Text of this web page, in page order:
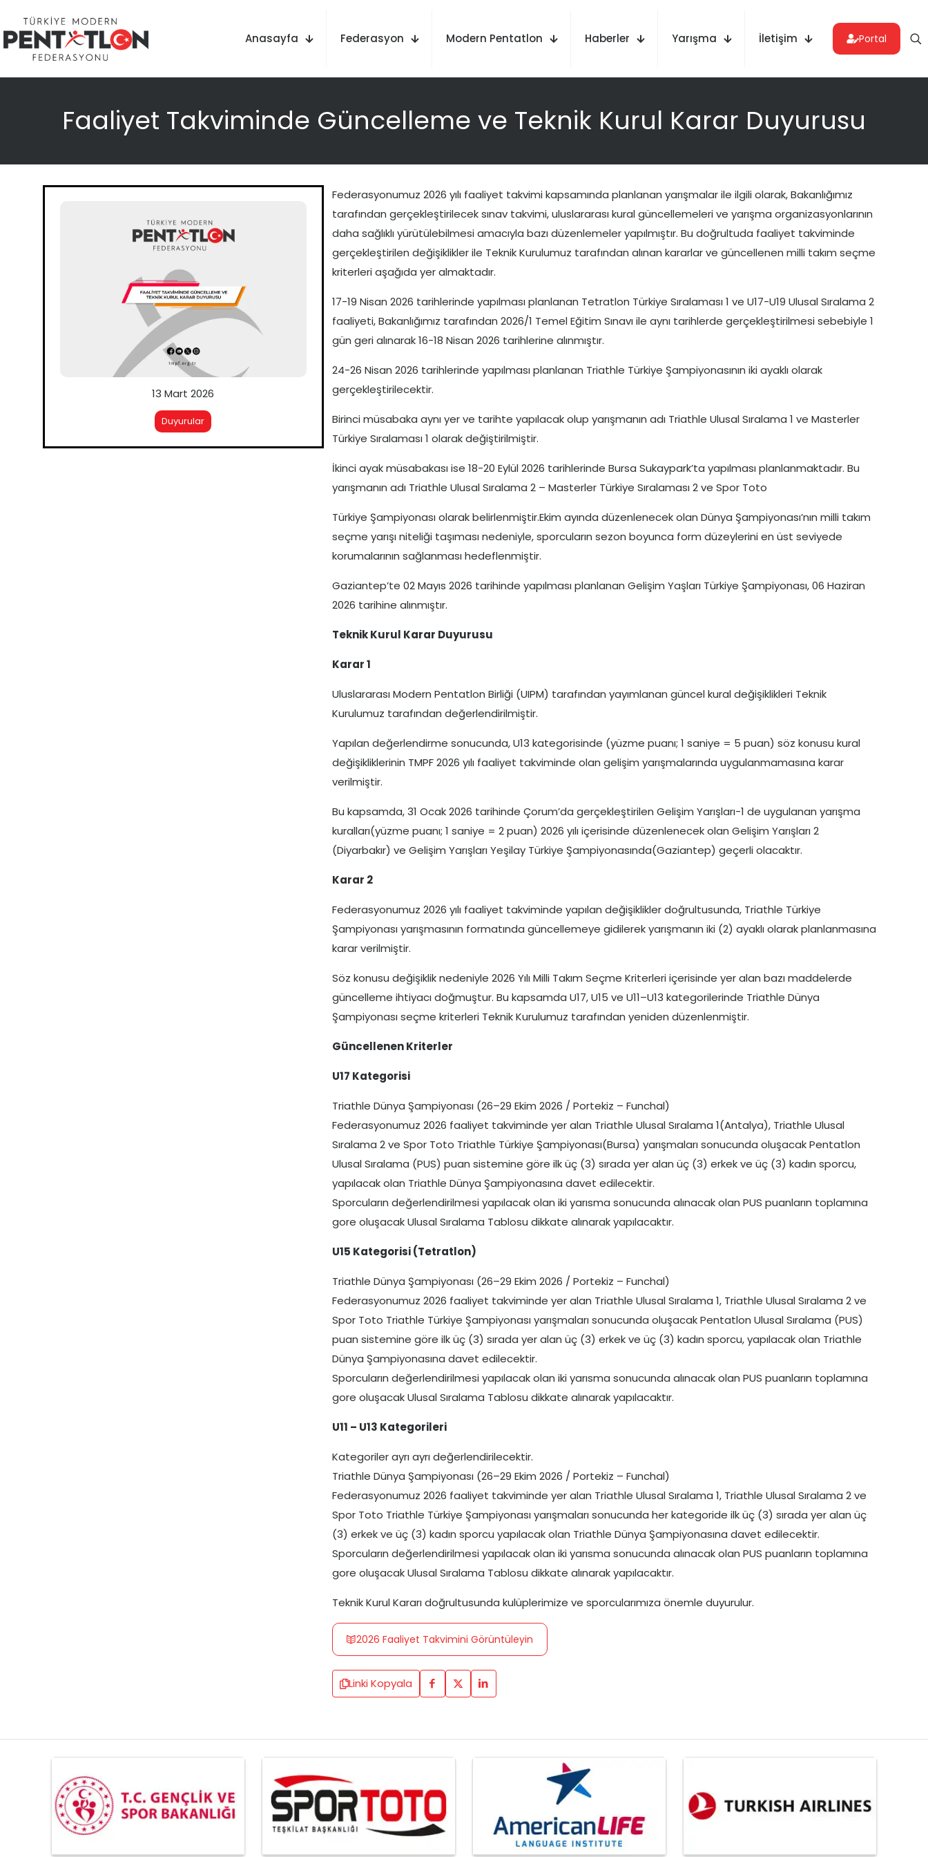
Anasayfa Federasyon Modern Pentatlon Haberler Yarışma İletişim Portal
Faaliyet Takviminde Güncelleme ve Teknik Kurul Karar Duyurusu
13 Mart 2026
Duyurular
Federasyonumuz 2026 yılı faaliyet takvimi kapsamında planlanan yarışmalar ile ilgili olarak, Bakanlığımız
tarafından gerçekleştirilecek sınav takvimi, uluslararası kural güncellemeleri ve yarışma organizasyonlarının
daha sağlıklı yürütülebilmesi amacıyla bazı düzenlemeler yapılmıştır. Bu doğrultuda faaliyet takviminde
gerçekleştirilen değişiklikler ile Teknik Kurulumuz tarafından alınan kararlar ve güncellenen milli takım seçme
kriterleri aşağıda yer almaktadır.
17-19 Nisan 2026 tarihlerinde yapılması planlanan Tetratlon Türkiye Sıralaması 1 ve U17-U19 Ulusal Sıralama 2
faaliyeti, Bakanlığımız tarafından 2026/1 Temel Eğitim Sınavı ile aynı tarihlerde gerçekleştirilmesi sebebiyle 1
gün geri alınarak 16-18 Nisan 2026 tarihlerine alınmıştır.
24-26 Nisan 2026 tarihlerinde yapılması planlanan Triathle Türkiye Şampiyonasının iki ayaklı olarak
gerçekleştirilecektir.
Birinci müsabaka aynı yer ve tarihte yapılacak olup yarışmanın adı Triathle Ulusal Sıralama 1 ve Masterler
Türkiye Sıralaması 1 olarak değiştirilmiştir.
İkinci ayak müsabakası ise 18-20 Eylül 2026 tarihlerinde Bursa Sukaypark’ta yapılması planlanmaktadır. Bu
yarışmanın adı Triathle Ulusal Sıralama 2 – Masterler Türkiye Sıralaması 2 ve Spor Toto
Türkiye Şampiyonası olarak belirlenmiştir.Ekim ayında düzenlenecek olan Dünya Şampiyonası’nın milli takım
seçme yarışı niteliği taşıması nedeniyle, sporcuların sezon boyunca form düzeylerini en üst seviyede
korumalarının sağlanması hedeflenmiştir.
Gaziantep’te 02 Mayıs 2026 tarihinde yapılması planlanan Gelişim Yaşları Türkiye Şampiyonası, 06 Haziran
2026 tarihine alınmıştır.
Teknik Kurul Karar Duyurusu
Karar 1
Uluslararası Modern Pentatlon Birliği (UIPM) tarafından yayımlanan güncel kural değişiklikleri Teknik
Kurulumuz tarafından değerlendirilmiştir.
Yapılan değerlendirme sonucunda, U13 kategorisinde (yüzme puanı; 1 saniye = 5 puan) söz konusu kural
değişikliklerinin TMPF 2026 yılı faaliyet takviminde olan gelişim yarışmalarında uygulanmamasına karar
verilmiştir.
Bu kapsamda, 31 Ocak 2026 tarihinde Çorum’da gerçekleştirilen Gelişim Yarışları-1 de uygulanan yarışma
kuralları(yüzme puanı; 1 saniye = 2 puan) 2026 yılı içerisinde düzenlenecek olan Gelişim Yarışları 2
(Diyarbakır) ve Gelişim Yarışları Yeşilay Türkiye Şampiyonasında(Gaziantep) geçerli olacaktır.
Karar 2
Federasyonumuz 2026 yılı faaliyet takviminde yapılan değişiklikler doğrultusunda, Triathle Türkiye
Şampiyonası yarışmasının formatında güncellemeye gidilerek yarışmanın iki (2) ayaklı olarak planlanmasına
karar verilmiştir.
Söz konusu değişiklik nedeniyle 2026 Yılı Milli Takım Seçme Kriterleri içerisinde yer alan bazı maddelerde
güncelleme ihtiyacı doğmuştur. Bu kapsamda U17, U15 ve U11–U13 kategorilerinde Triathle Dünya
Şampiyonası seçme kriterleri Teknik Kurulumuz tarafından yeniden düzenlenmiştir.
Güncellenen Kriterler
U17 Kategorisi
Triathle Dünya Şampiyonası (26–29 Ekim 2026 / Portekiz – Funchal)
Federasyonumuz 2026 faaliyet takviminde yer alan Triathle Ulusal Sıralama 1(Antalya), Triathle Ulusal
Sıralama 2 ve Spor Toto Triathle Türkiye Şampiyonası(Bursa) yarışmaları sonucunda oluşacak Pentatlon
Ulusal Sıralama (PUS) puan sistemine göre ilk üç (3) sırada yer alan üç (3) erkek ve üç (3) kadın sporcu,
yapılacak olan Triathle Dünya Şampiyonasına davet edilecektir.
Sporcuların değerlendirilmesi yapılacak olan iki yarısma sonucunda alınacak olan PUS puanların toplamına
gore oluşacak Ulusal Sıralama Tablosu dikkate alınarak yapılacaktır.
U15 Kategorisi (Tetratlon)
Triathle Dünya Şampiyonası (26–29 Ekim 2026 / Portekiz – Funchal)
Federasyonumuz 2026 faaliyet takviminde yer alan Triathle Ulusal Sıralama 1, Triathle Ulusal Sıralama 2 ve
Spor Toto Triathle Türkiye Şampiyonası yarışmaları sonucunda oluşacak Pentatlon Ulusal Sıralama (PUS)
puan sistemine göre ilk üç (3) sırada yer alan üç (3) erkek ve üç (3) kadın sporcu, yapılacak olan Triathle
Dünya Şampiyonasına davet edilecektir.
Sporcuların değerlendirilmesi yapılacak olan iki yarısma sonucunda alınacak olan PUS puanların toplamına
gore oluşacak Ulusal Sıralama Tablosu dikkate alınarak yapılacaktır.
U11 – U13 Kategorileri
Kategoriler ayrı ayrı değerlendirilecektir.
Triathle Dünya Şampiyonası (26–29 Ekim 2026 / Portekiz – Funchal)
Federasyonumuz 2026 faaliyet takviminde yer alan Triathle Ulusal Sıralama 1, Triathle Ulusal Sıralama 2 ve
Spor Toto Triathle Türkiye Şampiyonası yarışmaları sonucunda her kategoride ilk üç (3) sırada yer alan üç
(3) erkek ve üç (3) kadın sporcu yapılacak olan Triathle Dünya Şampiyonasına davet edilecektir.
Sporcuların değerlendirilmesi yapılacak olan iki yarısma sonucunda alınacak olan PUS puanların toplamına
gore oluşacak Ulusal Sıralama Tablosu dikkate alınarak yapılacaktır.
Teknik Kurul Kararı doğrultusunda kulüplerimize ve sporcularımıza önemle duyurulur.
2026 Faaliyet Takvimini Görüntüleyin
Linki Kopyala